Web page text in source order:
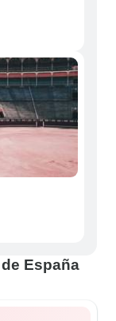
España